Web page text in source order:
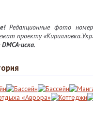
Редакционные фото
проекту
DMCA-иска.